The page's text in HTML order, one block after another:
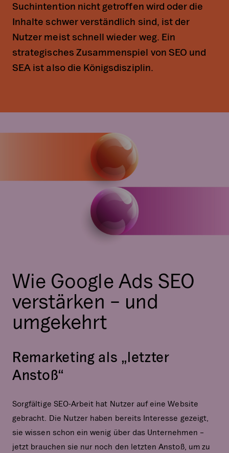
Suchintention nicht getroffen wird oder die
Inhalte schwer verständlich sind, ist der
Nutzer meist schnell wieder weg. Ein
strategisches Zusammenspiel von SEO und
SEA ist also die Königsdisziplin.
Wie Google Ads SEO
verstärken – und
umgekehrt
Remarketing als „letzter
Anstoß“
Sorgfältige SEO-Arbeit hat Nutzer auf eine Website
gebracht. Die Nutzer haben bereits Interesse gezeigt,
sie wissen schon ein wenig über das Unternehmen –
jetzt brauchen sie nur noch den letzten Anstoß, um zu